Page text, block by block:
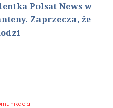
Polsat News w
Zaprzecza, że